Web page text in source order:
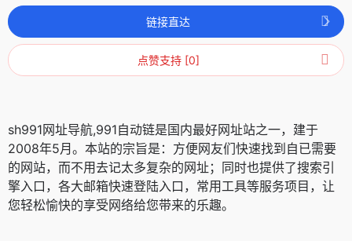
链接直达
点赞支持 [0]
sh991网址导航,991自动链是国内最好网址站之一，建于
2008年5月。本站的宗旨是：方便网友们快速找到自已需要
的网站，而不用去记太多复杂的网址；同时也提供了搜索引
擎入口，各大邮箱快速登陆入口，常用工具等服务项目，让
您轻松愉快的享受网络给您带来的乐趣。